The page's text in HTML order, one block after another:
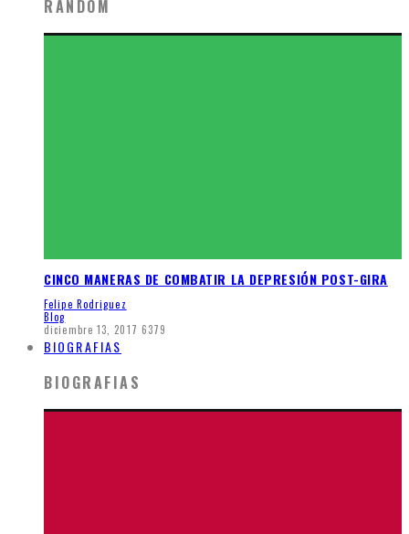
RANDOM
CINCO MANERAS DE COMBATIR LA DEPRESIÓN POST-GIRA
Felipe Rodriguez
Blog
diciembre 13, 2017 6379
BIOGRAFIAS
BIOGRAFIAS